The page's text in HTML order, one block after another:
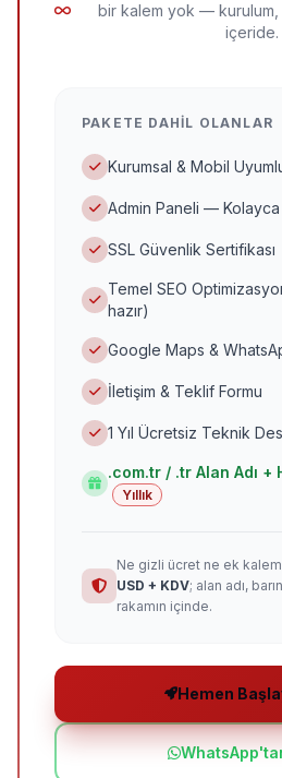
bir kalem yok — kurulum,
içeride.
PAKETE DAHIL OLANLAR
Kurumsal & Mobil
Admin Paneli —
SSL Güvenlik Sertifikası
Temel SEO
hazır)
Google Maps &
İletişim & Teklif Formu
1 Yıl Ücretsiz Teknik
.com.tr / .tr Alan Adı +
Yıllık
Ne gizli ücret ne ek
USD + KDV; alan adı,
rakamın içinde.
Hemen